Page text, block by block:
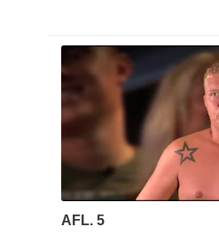
AFL. 5